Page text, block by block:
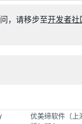
，请移步至开发者社
优美缔软件（上